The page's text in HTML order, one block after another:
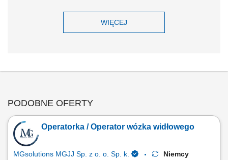
WIĘCEJ
PODOBNE OFERTY
Operatorka / Operator wózka widłowego
MGsolutions MGJJ Sp. z o. o. Sp. k. Niemcy